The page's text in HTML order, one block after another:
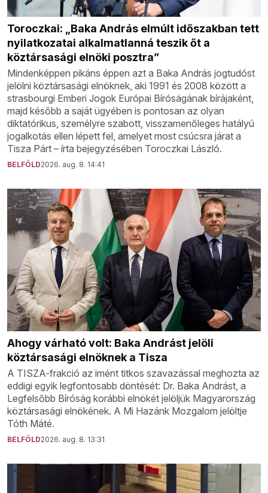
Toroczkai: „Baka András elmúlt időszakban tett
nyilatkozatai alkalmatlanná teszik őt a
köztársasági elnöki posztra”
Mindenképpen pikáns éppen azt a Baka András jogtudóst
jelölni köztársasági elnöknek, aki 1991 és 2008 között a
strasbourgi Emberi Jogok Európai Bíróságának bírájaként,
majd később a saját ügyében is pontosan az olyan
diktatórikus, személyre szabott, visszamenőleges hatályú
jogalkotás ellen lépett fel, amelyet most csúcsra járat a
Tisza Párt – írta bejegyzésében Toroczkai László.
BELFÖLD2026. aug. 8. 14:41
Ahogy várható volt: Baka Andrást jelöli
köztársasági elnöknek a Tisza
A TISZA-frakció az imént titkos szavazással meghozta az
eddigi egyik legfontosabb döntését: Dr. Baka Andrást, a
Legfelsőbb Bíróság korábbi elnökét jelöljük Magyarország
köztársasági elnökének. A Mi Hazánk Mozgalom jelöltje
Tóth Máté.
BELFÖLD2026. aug. 8. 13:31